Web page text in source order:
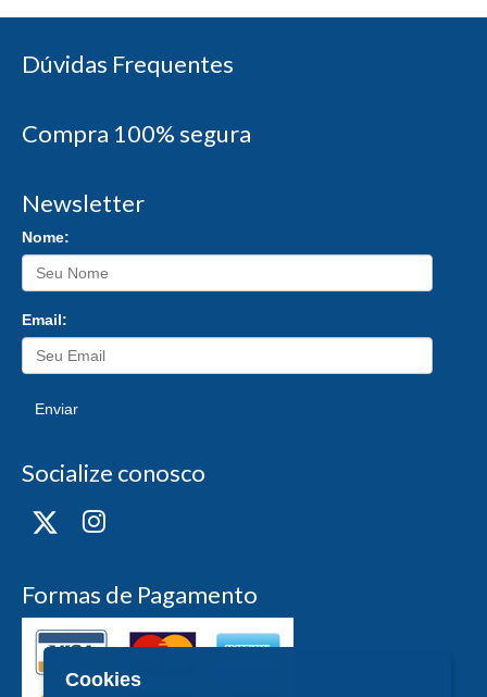
Dúvidas Frequentes
Compra 100% segura
Newsletter
Nome:
Email:
Enviar
Socialize conosco
Formas de Pagamento
Cookies